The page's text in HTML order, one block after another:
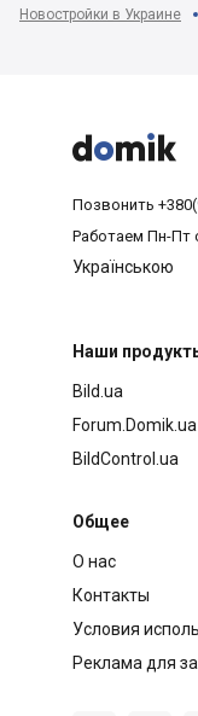
Новостройки в Украине



Позвонить
Работаем Пн-Пт
Українською
Наши
Bild.ua
Forum.Domik.ua
BildControl.ua
Общее
О нас
Контакты
Условия
Реклама для